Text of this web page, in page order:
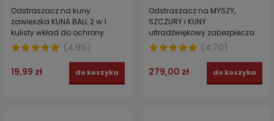
Odstraszacz na kuny
zawieszka KUNA BALL 2 w 1
kulisty wkład do ochrony
samochodu i domu
(4.95)
19,99 zł do koszyka
Odstraszacz na MYSZY,
SZCZURY i KUNY
ultradźwiękowy zabezpiecza
do 400 m2 OdH1 SUPERMAX
(4.70)
279,00 zł do koszyka